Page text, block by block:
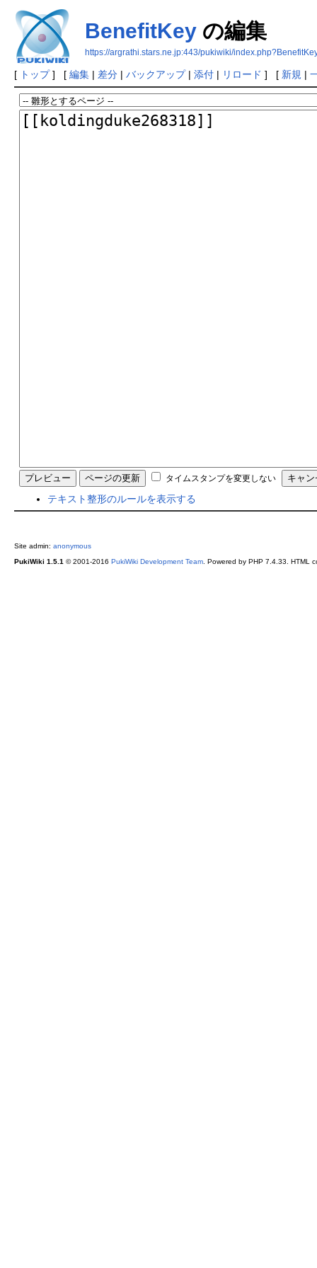
BenefitKeyの編集
https://argrathi.stars.ne.jp:443/pukiwiki/
[ トップ] [ 編集| 差分| バックアップ| 添付| リロード ] [ 新規 |
タイムスタンプを変更しない
テキスト整形のルールを表示する
Site admin: anonymous
PukiWiki 1.5.1 © 2001-2016 PukiWiki Development Team. Powered by PHP 7.4.33. HTML